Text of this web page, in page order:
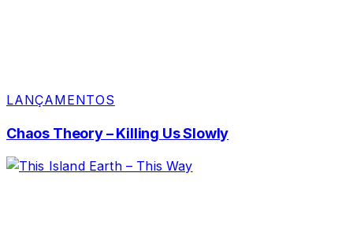
LANÇAMENTOS
Chaos Theory – Killing Us Slowly